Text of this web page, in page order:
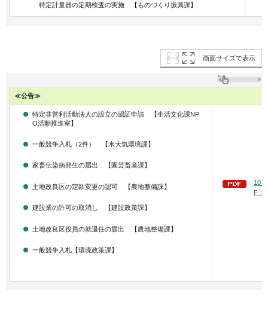
特定計量器の定期検査の実施 【ものづくり振興課】
画面サイズで表示
≪公告≫
特定非営利活動法人の設立の認証申請 【生活文化課NP
O活動推進室】
一般競争入札（2件） 【水大気環境課】
家畜伝染病発生の届出 【園芸畜産課】
土地改良区の定款変更の認可 【農地整備課】
建設業の許可の取消し 【建設政策課】
土地改良区役員の就退任の届出 【農地整備課】
一般競争入札【環境政策課】
10
F：